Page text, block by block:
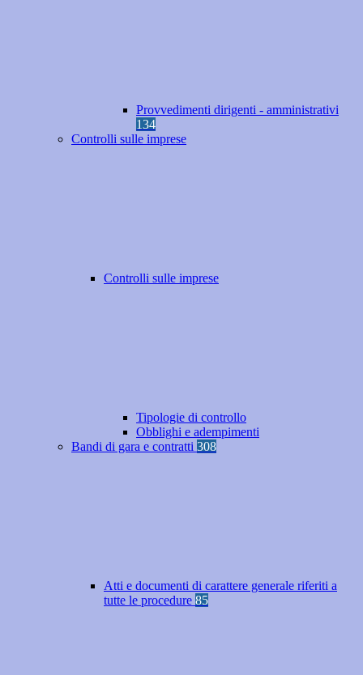
Provvedimenti dirigenti - amministrativi
134
Controlli sulle imprese
Controlli sulle imprese
Tipologie di controllo
Obblighi e adempimenti
Bandi di gara e contratti 308
Atti e documenti di carattere generale riferiti a
tutte le procedure 85